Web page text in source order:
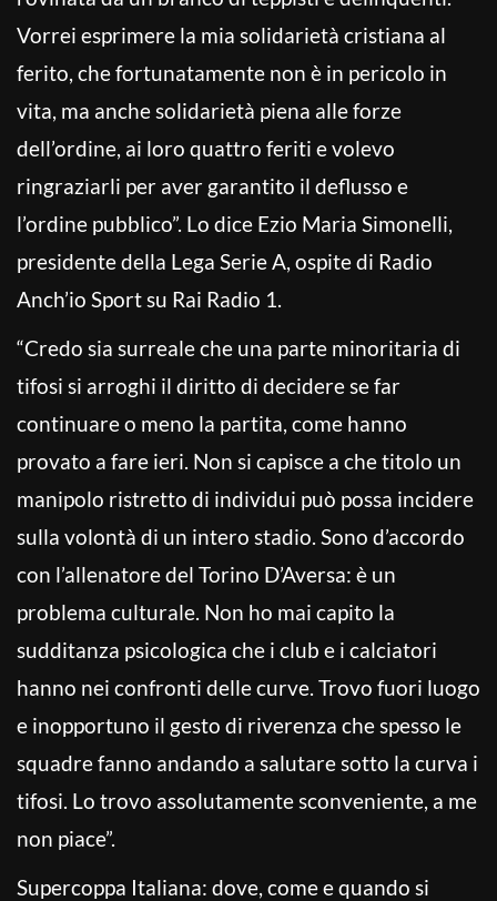
Vorrei esprimere la mia solidarietà cristiana al
ferito, che fortunatamente non è in pericolo in
vita, ma anche solidarietà piena alle forze
dell’ordine, ai loro quattro feriti e volevo
ringraziarli per aver garantito il deflusso e
l’ordine pubblico”. Lo dice Ezio Maria Simonelli,
presidente della Lega Serie A, ospite di Radio
Anch’io Sport su Rai Radio 1.
“Credo sia surreale che una parte minoritaria di
tifosi si arroghi il diritto di decidere se far
continuare o meno la partita, come hanno
provato a fare ieri. Non si capisce a che titolo un
manipolo ristretto di individui può possa incidere
sulla volontà di un intero stadio. Sono d’accordo
con l’allenatore del Torino D’Aversa: è un
problema culturale. Non ho mai capito la
sudditanza psicologica che i club e i calciatori
hanno nei confronti delle curve. Trovo fuori luogo
e inopportuno il gesto di riverenza che spesso le
squadre fanno andando a salutare sotto la curva i
tifosi. Lo trovo assolutamente sconveniente, a me
non piace”.
Supercoppa Italiana: dove, come e quando si